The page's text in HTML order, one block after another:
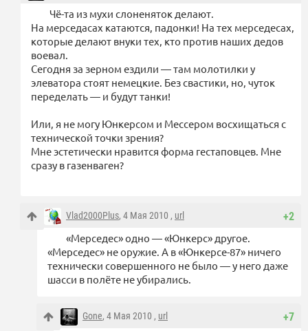
Чё-та из мухи слоненяток делают.
На мерседасах катаются, падонки! На тех мерседесах,
которые делают внуки тех, кто против наших дедов
воевал.
Сегодня за зерном ездили — там молотилки у
элеватора стоят немецкие. Без свастики, но, чуток
переделать — и будут танки!
Или, я не могу Юнкерсом и Мессером восхищаться с
технической точки зрения?
Мне эстетически нравится форма гестаповцев. Мне
сразу в газенваген?
+2
Vlad2000Plus, 4 Мая 2010 , url
«Мерседес» одно — «Юнкерс» другое.
«Мерседес» не оружие. А в «Юнкерсе-87» ничего
технически совершенного не было — у него даже
шасси в полёте не убирались.
+7
Gone, 4 Мая 2010 , url